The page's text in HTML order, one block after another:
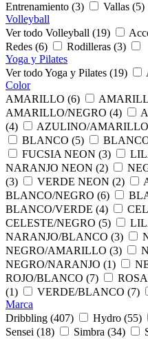
Entrenamiento (3)
Vallas (5)
Volleyball
Ver todo Volleyball (19)
Redes (6)
Rodilleras (3)
Yoga y Pilates
Ver todo Yoga y Pilates (19)
Color
AMARILLO (6)
AMARILLO/NEGRO (4)
(4)
AZULINO/
BLANCO (5)
FUCSIA NEON (3)
NARANJO NEON (2)
(3)
VERDE NEON (2)
BLANCO/NEGRO (6)
BLANCO/VERDE (4)
CELESTE/NEGRO (5)
NARANJO/BLANCO (3)
NEGRO/AMARILLO (3)
NEGRO/NARANJO (1)
ROJO/BLANCO (7)
(1)
VERDE/BLANCO (7)
Marca
Dribbling (407)
Hydro (55)
Sensei (18)
Simbra (34)